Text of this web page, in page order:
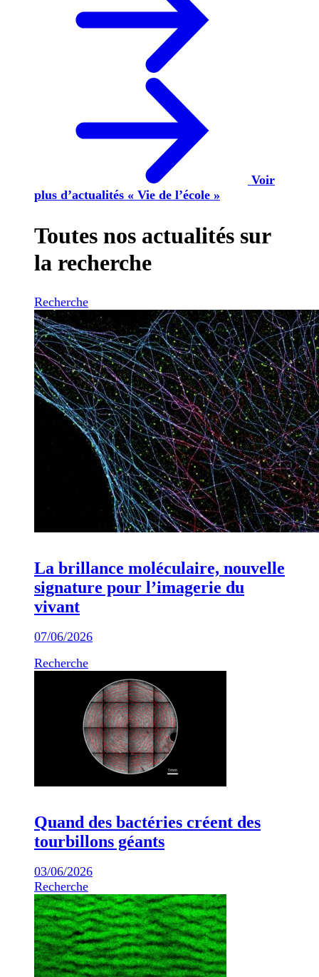
Voir
plus d’actualités « Vie de l’école »
Toutes nos actualités sur
la recherche
Recherche
La brillance moléculaire, nouvelle
signature pour l’imagerie du
vivant
07/06/2026
Recherche
Quand des bactéries créent des
tourbillons géants
03/06/2026
Recherche